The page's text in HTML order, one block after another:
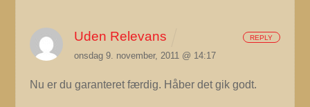
Uden Relevans
onsdag 9. november, 2011 @ 14:17
Nu er du garanteret færdig. Håber det gik godt.
REPLY